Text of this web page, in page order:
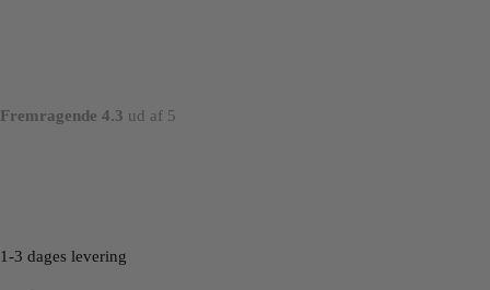
Fremragende 4.3 ud af 5
1-3 dages levering